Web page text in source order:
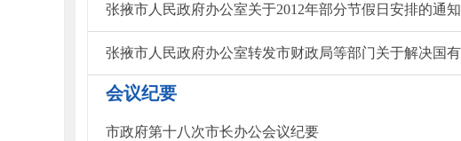
张掖市人民政府办公室关于2012年部分节假日安排的通知
会议纪要
市政府第十八次市长办公会议纪要